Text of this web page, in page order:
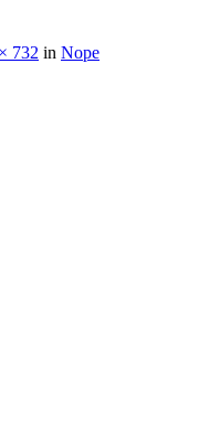
732 in Nope